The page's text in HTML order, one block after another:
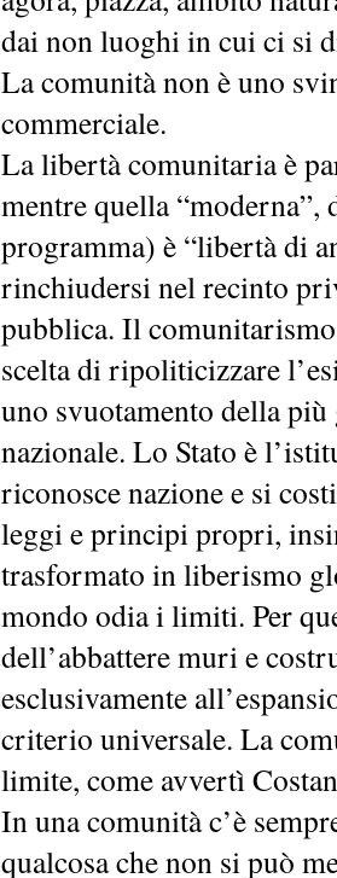
dai non luoghi in cui ci si
La comunità non è uno
commerciale.
La libertà comunitaria è
mentre quella “moderna”,
programma) è “libertà di
rinchiudersi nel recinto
pubblica. Il
scelta di ripoliticizzare
uno svuotamento della
nazionale. Lo Stato è
riconosce nazione e si
leggi e principi propri,
trasformato in liberismo
mondo odia i limiti. Per
dell’abbattere muri e
esclusivamente
criterio universale. La
limite, come avvertì
In una comunità c’è
qualcosa che non si può